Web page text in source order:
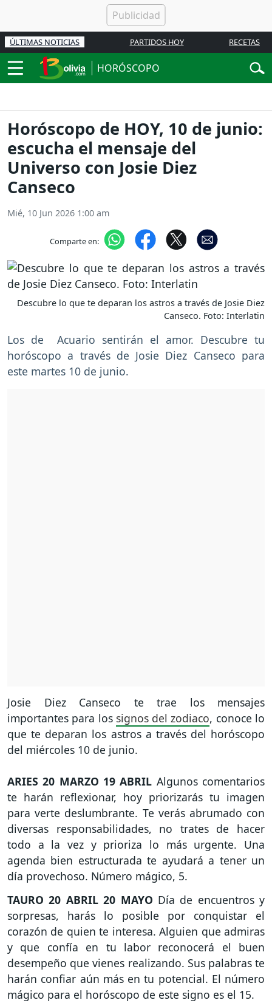
ÚLTIMAS NOTICIAS PARTIDOS HOY RECETAS
HORÓSCOPO
Horóscopo de HOY, 10 de junio:
escucha el mensaje del
Universo con Josie Diez
Canseco
Mié, 10 Jun 2026 1:00 am
Comparte en:
Descubre lo que te deparan los astros a través de Josie Diez
Canseco. Foto: Interlatin
Los de Acuario sentirán el amor. Descubre tu
horóscopo a través de Josie Diez Canseco para
este martes 10 de junio.
Josie Diez Canseco te trae los mensajes
importantes para los signos del zodiaco, conoce lo
que te deparan los astros a través del horóscopo
del miércoles 10 de junio.
ARIES 20 MARZO 19 ABRIL Algunos comentarios
te harán reflexionar, hoy priorizarás tu imagen
para verte deslumbrante. Te verás abrumado con
diversas responsabilidades, no trates de hacer
todo a la vez y prioriza lo más urgente. Una
agenda bien estructurada te ayudará a tener un
día provechoso. Número mágico, 5.
TAURO 20 ABRIL 20 MAYO Día de encuentros y
sorpresas, harás lo posible por conquistar el
corazón de quien te interesa. Alguien que admiras
y que confía en tu labor reconocerá el buen
desempeño que vienes realizando. Sus palabras te
harán confiar aún más en tu potencial. El número
mágico para el horóscopo de este signo es el 15.